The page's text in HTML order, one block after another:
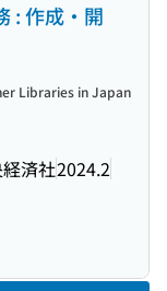
: 作成・開
済社2024.2
Libraries in Japan